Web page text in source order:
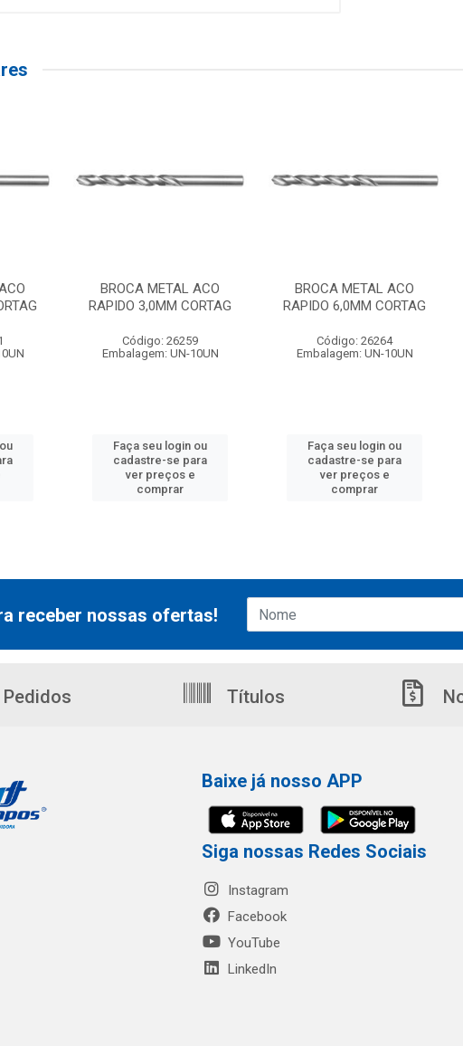
BROCA METAL ACO
RAPIDO 3,0MM CORTAG
Código: 26259
Embalagem: UN-10UN
Faça seu login ou
cadastre-se para
ver preços e
comprar
BROCA METAL ACO
RAPIDO 6,0MM CORTAG
Código: 26264
Embalagem: UN-10UN
Faça seu login ou
cadastre-se para
ver preços e
comprar
receber nossas ofertas!
Títulos
Baixe já nosso APP
Siga nossas Redes Sociais
Instagram
Facebook
YouTube
LinkedIn